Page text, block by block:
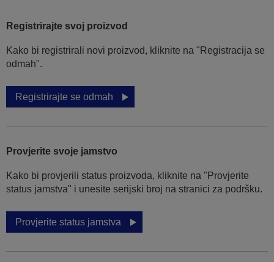
Registrirajte svoj proizvod
Kako bi registrirali novi proizvod, kliknite na "Registracija se
odmah".
Registrirajte se odmah
Provjerite svoje jamstvo
Kako bi provjerili status proizvoda, kliknite na "Provjerite
status jamstva" i unesite serijski broj na stranici za podršku.
Provjerite status jamstva